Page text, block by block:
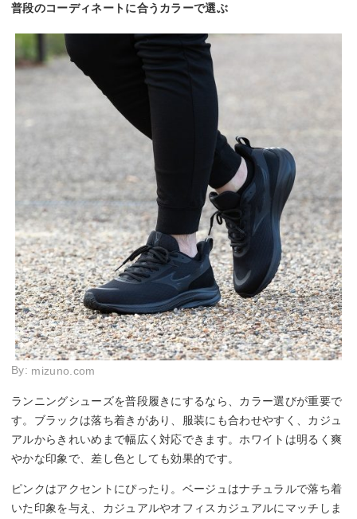
普段のコーディネートに合うカラーで選ぶ
By: mizuno.com
ランニングシューズを普段履きにするなら、カラー選びが重要で
す。ブラックは落ち着きがあり、服装にも合わせやすく、カジュ
アルからきれいめまで幅広く対応できます。ホワイトは明るく爽
やかな印象で、差し色としても効果的です。
ピンクはアクセントにぴったり。ベージュはナチュラルで落ち着
いた印象を与え、カジュアルやオフィスカジュアルにマッチしま